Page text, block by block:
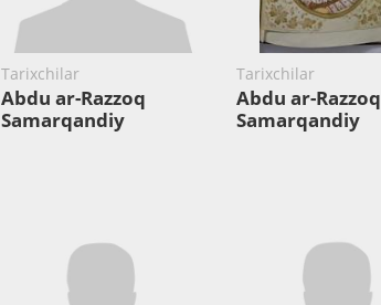
Tarixchilar
Abdu ar-Razzoq
Samarqandiy
Tarixchilar
Abdu ar-Razzoq
Samarqandiy